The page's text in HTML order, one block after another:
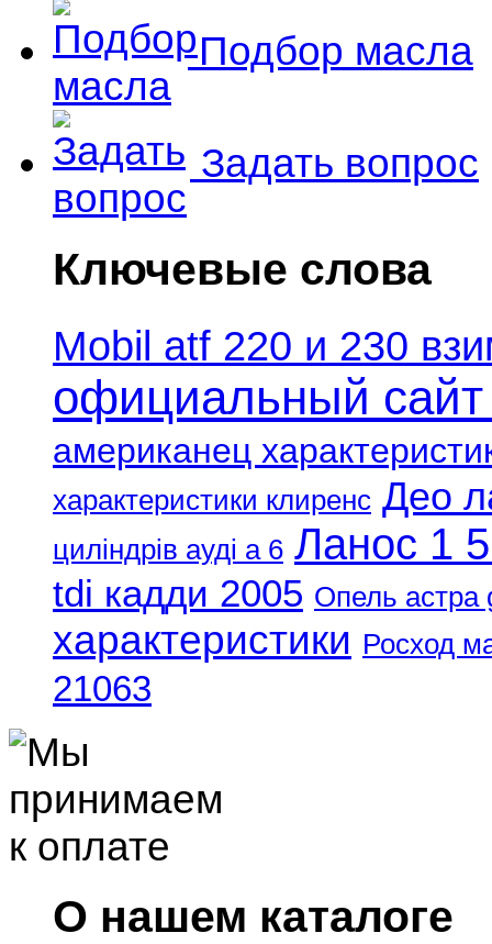
Подбор масла
Задать вопрос
Ключевые слова
Mobil atf 220 и 230
официальный сайт
американец
характеристики клиренс Део
циліндрів ауді а 6 Ланос 1
tdi кадди 2005 Опель астра
характеристики Росход
21063
О нашем каталоге